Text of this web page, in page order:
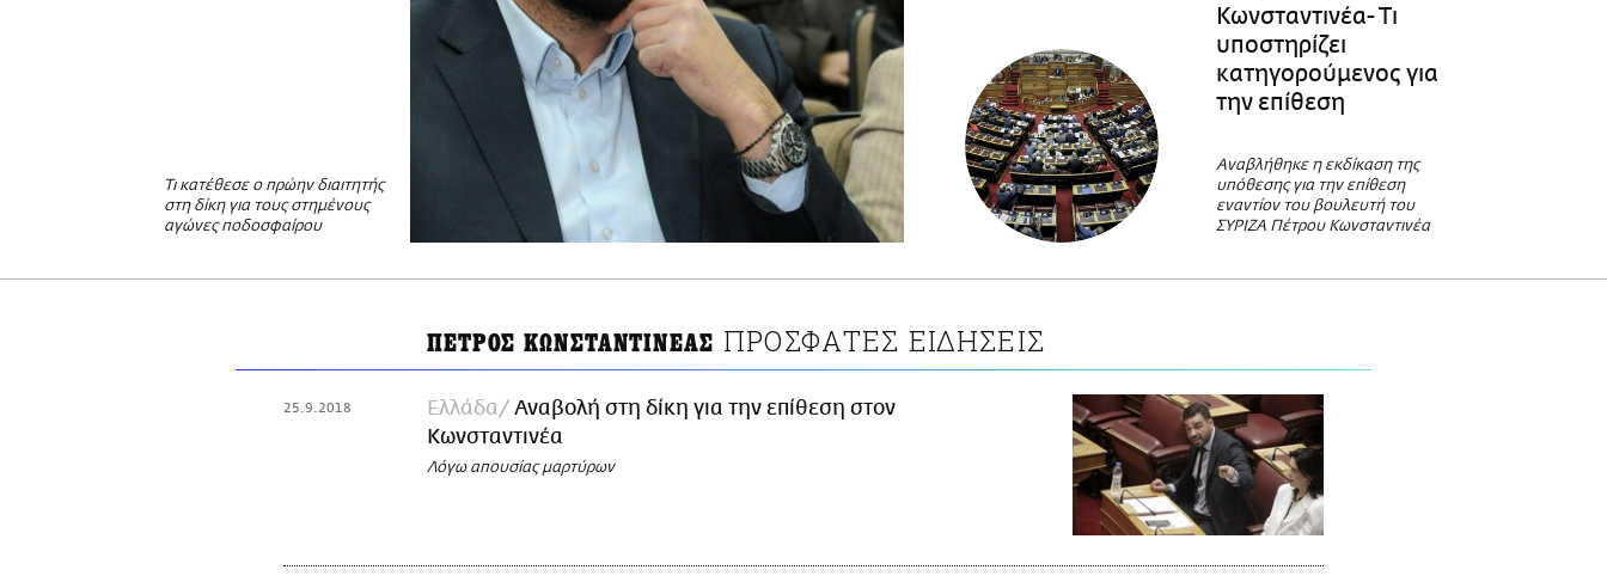
Τι κατέθεσε ο πρώην διαιτητής
στη δίκη για τους στημένους
αγώνες ποδοσφαίρου
Κωνσταντινέα- Τι
υποστηρίζει
κατηγορούμενος για
την επίθεση
Αναβλήθηκε η εκδίκαση της
υπόθεσης για την επίθεση
εναντίον του βουλευτή του
ΣΥΡΙΖΑ Πέτρου Κωνσταντινέα
ΠΕΤΡΟΣ ΚΩΝΣΤΑΝΤΙΝΕΑΣ ΠΡΟΣΦΑΤΕΣ ΕΙΔΗΣΕΙΣ
25.9.2018 Ελλάδα
Αναβολή στη δίκη για την επίθεση στον
Κωνσταντινέα
Λόγω απουσίας μαρτύρων